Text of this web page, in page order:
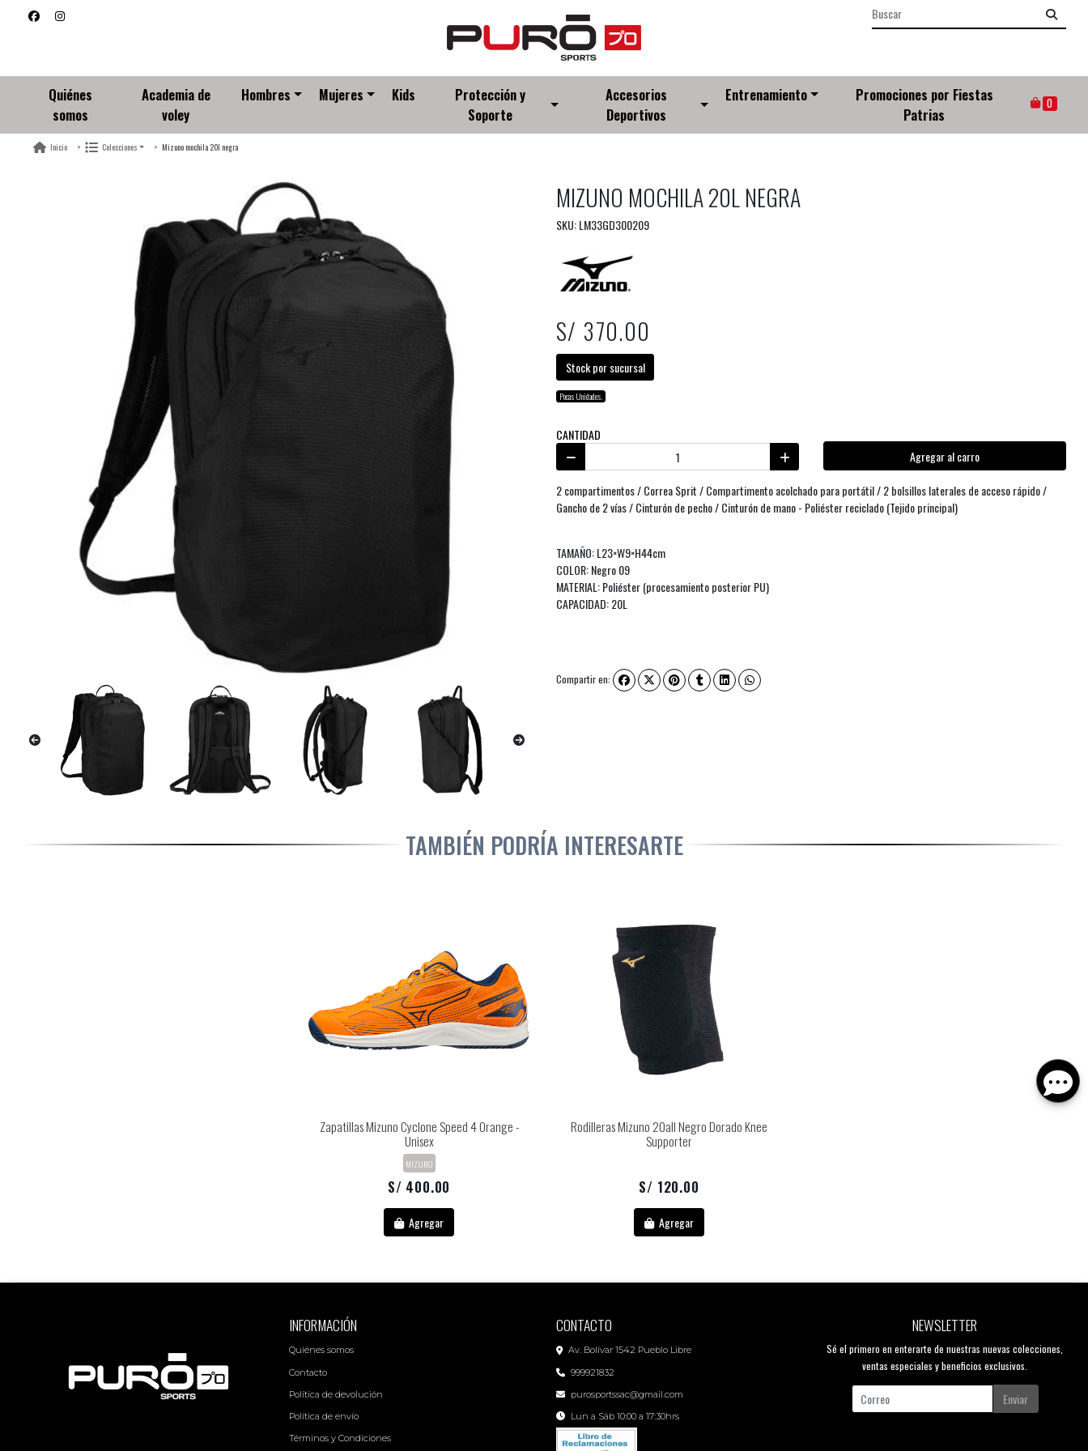
Quiénes
somos
Academia de
voley
Hombres Mujeres Kids
Protección y
Soporte
Accesorios
Deportivos
Entrenamiento
Promociones por Fiestas
Patrias
0
Inicio Colecciones Mizuno mochila 20l negra
MIZUNO MOCHILA 20L NEGRA
SKU: LM33GD300209
S/ 370.00
Stock por sucursal
Pocas Unidades.
CANTIDAD
Agregar al carro
2 compartimentos / Correa Sprit / Compartimento acolchado para portátil / 2 bolsillos laterales de acceso rápido /
Gancho de 2 vías / Cinturón de pecho / Cinturón de mano - Poliéster reciclado (Tejido principal)
TAMAÑO: L23×W9×H44cm
COLOR: Negro 09
MATERIAL: Poliéster (procesamiento posterior PU)
CAPACIDAD: 20L
Compartir en:
TAMBIÉN PODRÍA INTERESARTE
Zapatillas Mizuno Cyclone Speed 4 Orange -
Unisex
MIZUNO
S/ 400.00
Agregar
Rodilleras Mizuno 20all Negro Dorado Knee
Supporter
S/ 120.00
Agregar
INFORMACIÓN
Quiénes somos
Contacto
Política de devolución
Política de envío
Términos y Condiciones
CONTACTO
Av. Bolívar 1542 Pueblo Libre
999921832
purosportssac@gmail.com
Lun a Sáb 10:00 a 17:30hrs
NEWSLETTER
Sé el primero en enterarte de nuestras nuevas colecciones,
ventas especiales y beneficios exclusivos.
Enviar